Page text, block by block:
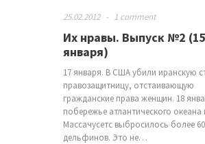
25.02.2012 - 1 comment
Их нравы. Выпуск №2
января)
17 января. В США убили иранскую
правозащитницу, отстаивающую
гражданские права женщин. 18
побережье атлантического океана
Массачусетс выбросилось более 60
дельфинов. Это не…